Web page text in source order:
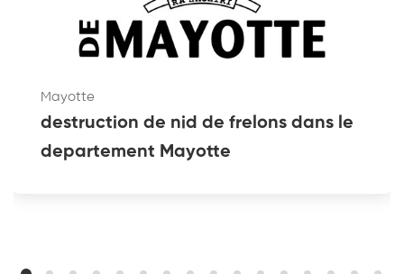
Mayotte
destruction de nid de frelons dans le
departement Mayotte